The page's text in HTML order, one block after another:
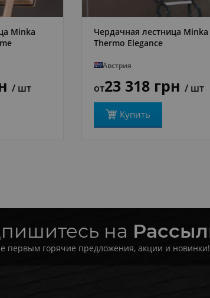
Minka
/ шт
ПОДРОБНЕЕ
Чердачная лестница Minka
Thermo Elegance
Австрия
от23 318 грн / шт
Купить
на
первым горячие предложения, акции и новинки!